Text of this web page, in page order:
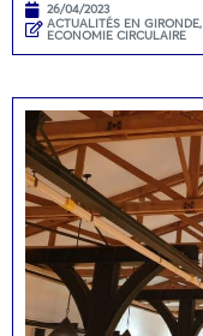
26/04/2023
ACTUALITÉS EN GIRONDE,
ECONOMIE CIRCULAIRE